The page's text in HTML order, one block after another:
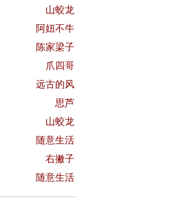
山蛟龙
阿妞不牛
陈家梁子
爪四哥
远古的风
思芦
山蛟龙
随意生活
右撇子
随意生活